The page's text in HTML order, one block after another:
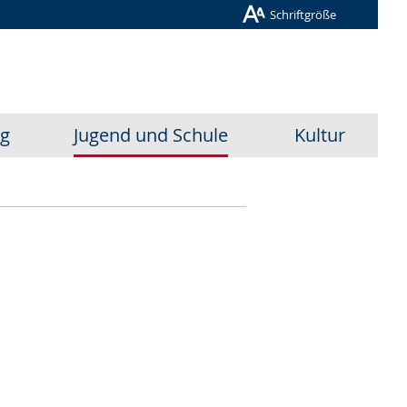
Schriftgröße
Jugend und Schule Kultur